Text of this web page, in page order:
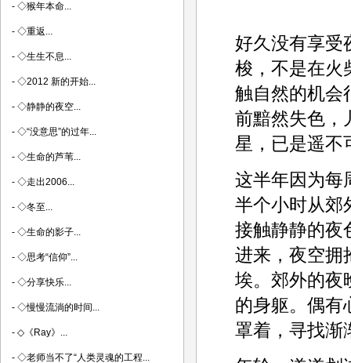
好久没有享受
梭，不是在火
触自然的机会
前黯然失色，
星，已是遥不
这半年因为每
半个小时从郊
接触静静的夜
进来，夜空拥
埃。郊外的夜
的身躯。偶有
罩着，寻找渐
- ◇猴年本命...
- ◇重返...
- ◇生生不息...
- ◇2012 新的开始...
- ◇静静的夜空...
- ◇“没意思”的过年...
- ◇生命的芦苇...
- ◇走出2006...
- ◇冬至...
- ◇生命的影子...
- ◇思考“信仰”...
- ◇分享快乐...
- ◇慢慢流淌的时间...
- ◇《Ray》...
- ◇老师当不了“人类灵魂的工程...